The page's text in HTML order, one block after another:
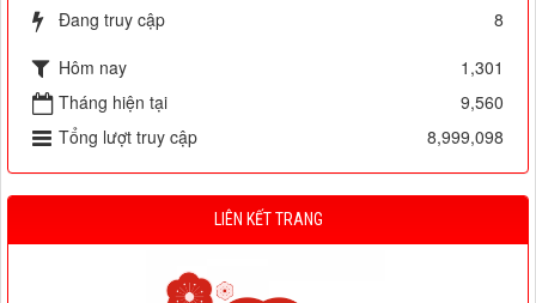
Đang truy cập
8
Hôm nay
1,301
Tháng hiện tại
9,560
Tổng lượt truy cập
8,999,098
LIÊN KẾT TRANG